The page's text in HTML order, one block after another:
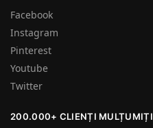
Facebook
Instagram
Pinterest
Youtube
Twitter
200.000+ CLIENȚI MULȚUMIȚI